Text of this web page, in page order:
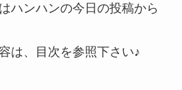
ハンハンの今日の投稿から
は、目次を参照下さい♪